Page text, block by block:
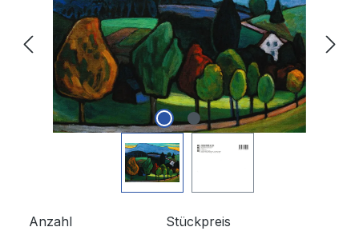
Anzahl Stückpreis